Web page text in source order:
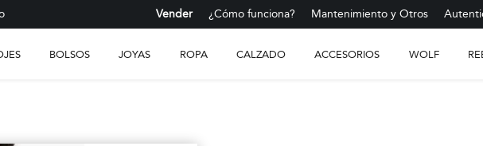
Vender ¿Cómo funciona? Mantenimiento y Otros
BOLSOS JOYAS ROPA CALZADO ACCESORIOS WOLF
LISTA DE